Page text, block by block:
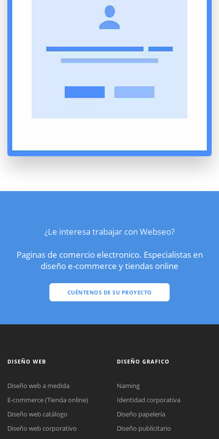
¿Le interesa trabajar con Webseo?
Paginas de comercio electronico. Especialistas en
diseño e-commerce y tiendas online
CUÉNTENOS DE SU PROYECTO
DISEÑO WEB
Diseño web a medida
E-commerce (Tienda online)
Diseño web catálogo
Diseño web corporativo
DISEÑO GRAFICO
Naming
Identidad corporativa
Diseño papelería
Diseño publicitario